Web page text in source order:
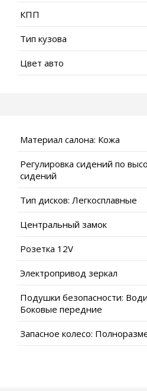
КПП
Тип кузова
Цвет авто
Материал салона: Кожа
Регулировка сидений по
сидений
Тип дисков: Легкосплавные
Центральный замок
Розетка 12V
Электропривод зеркал
Подушки безопасности:
Боковые передние
Запасное колесо: